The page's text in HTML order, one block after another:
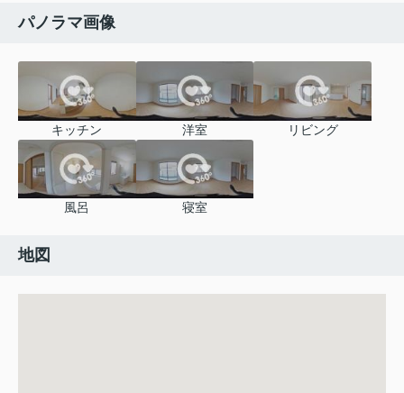
パノラマ画像
キッチン 洋室 リビング
風呂 寝室
地図